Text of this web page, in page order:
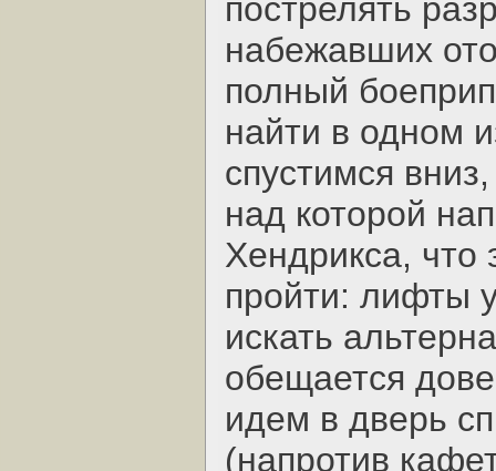
пострелять
набежавших
полный
найти в одном
спустимся
над которой
Хендрикса, что
пройти: лифты
искать
обещается
идем в дверь
(напротив